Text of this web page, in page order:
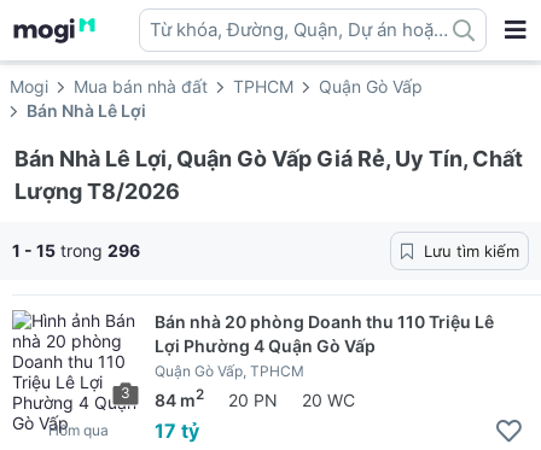
Từ khóa, Đường, Quận, Dự án hoặc
địa danh ...
Mogi Mua bán nhà đất TPHCM
Quận Gò Vấp
Bán Nhà Lê Lợi
Bán Nhà Lê Lợi, Quận Gò Vấp Giá Rẻ, Uy Tín, Chất
Lượng T8/2026
1 - 15 trong 296 Lưu tìm kiếm
3
Bán nhà 20 phòng Doanh thu 110 Triệu Lê
Lợi Phường 4 Quận Gò Vấp
Quận Gò Vấp, TPHCM
84 m2 20 PN 20 WC
17 tỷ
Hôm qua